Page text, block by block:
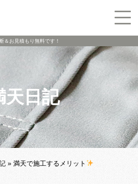
＆お見積もり無料です！
天日記
» 満天で施工するメリット